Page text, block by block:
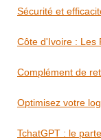
Sécurité et
Côte d'Ivoire : Les
Complément de
Optimisez votre
TchatGPT : le